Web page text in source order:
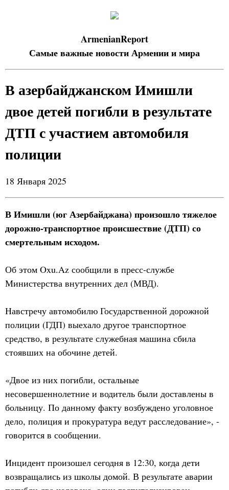
ArmenianReport
Самые важные новости Армении и мира
В азербайджанском Имишли
двое детей погибли в результате
ДТП с участием автомобиля
полиции
18 Января 2025
В Имишли (юг Азербайджана) произошло тяжелое
дорожно-транспортное происшествие (ДТП) со
смертельным исходом.
Об этом Oxu.Az сообщили в пресс-службе
Министерства внутренних дел (МВД).
Навстречу автомобилю Государственной дорожной
полиции (ГДП) выехало другое транспортное
средство, в результате служебная машина сбила
стоявших на обочине детей.
«Двое из них погибли, остальные
несовершеннолетние и водитель были доставлены в
больницу. По данному факту возбуждено уголовное
дело, полиция и прокуратура ведут расследование», -
говорится в сообщении.
Инцидент произошел сегодня в 12:30, когда дети
возвращались из школы домой. В результате аварии